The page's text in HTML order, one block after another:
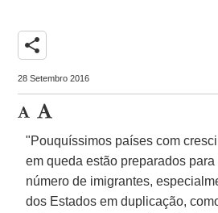
share
28 Setembro 2016
"Pouquíssimos países com
em queda estão preparados
número de imigrantes,
dos Estados em duplicação,